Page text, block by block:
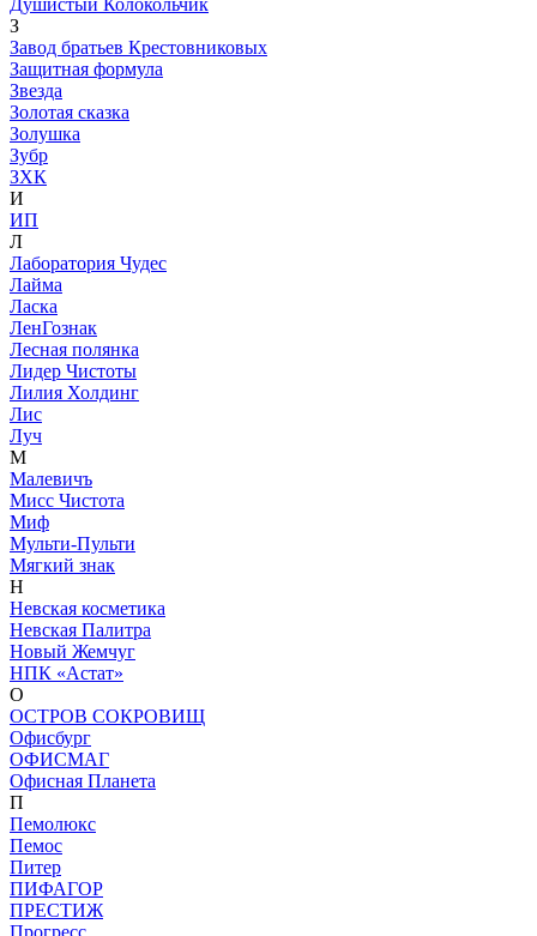
Душистый Колокольчик
З
Завод братьев Крестовниковых
Защитная формула
Звезда
Золотая сказка
Золушка
Зубр
ЗХК
И
ИП
Л
Лаборатория Чудес
Лайма
Ласка
ЛенГознак
Лесная полянка
Лидер Чистоты
Лилия Холдинг
Лис
Луч
М
Малевичъ
Мисс Чистота
Миф
Мульти-Пульти
Мягкий знак
Н
Невская косметика
Невская Палитра
Новый Жемчуг
НПК «Астат»
О
ОСТРОВ СОКРОВИЩ
Офисбург
ОФИСМАГ
Офисная Планета
П
Пемолюкс
Пемос
Питер
ПИФАГОР
ПРЕСТИЖ
Прогресс